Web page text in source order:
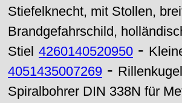
Stiefelknecht, mit Stollen,
Brandgefahrschild,
Stiel 4260140520950 -
4051435007269 -
Spiralbohrer DIN 338N für